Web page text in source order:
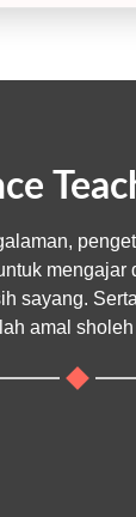
mengajar
sayang.
amal